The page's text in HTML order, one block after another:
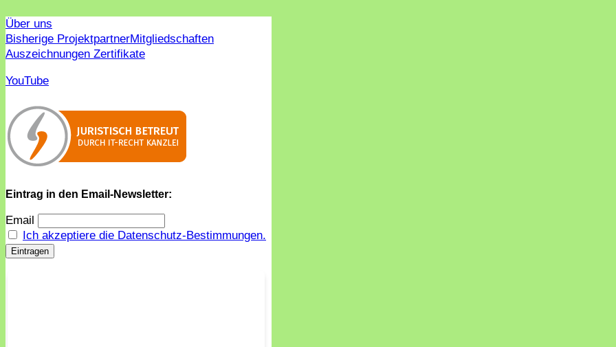
Über uns
Bisherige ProjektpartnerMitgliedschaften
Auszeichnungen Zertifikate
YouTube
Eintrag in den Email-Newsletter:
Email
Ich akzeptiere die Datenschutz-Bestimmungen.